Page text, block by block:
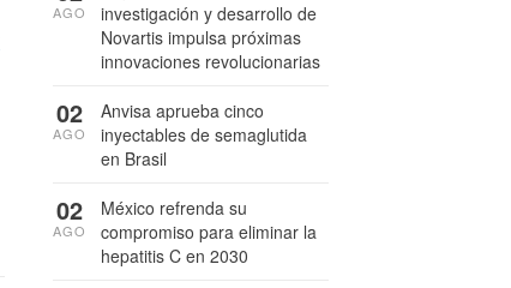
investigación y desarrollo de
Novartis impulsa próximas
innovaciones revolucionarias
AGO
Anvisa aprueba cinco
inyectables de semaglutida
en Brasil
02
AGO
México refrenda su
compromiso para eliminar la
hepatitis C en 2030
02
AGO